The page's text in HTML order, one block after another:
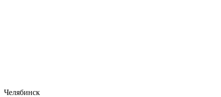
Челябинск